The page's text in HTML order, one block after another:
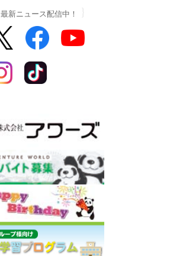
最新ニュース配信中！